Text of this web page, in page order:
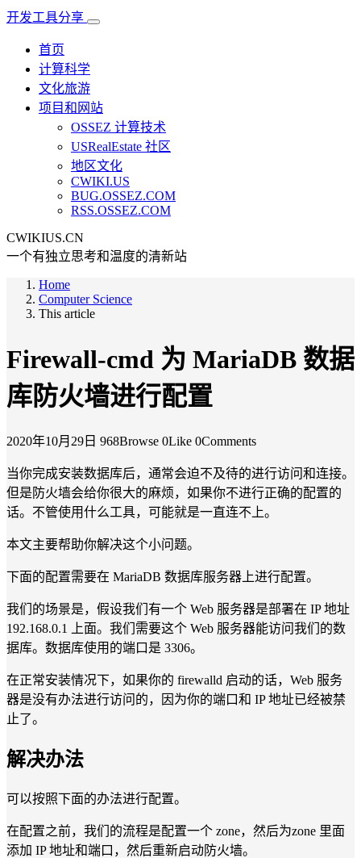
开发工具分享
首页
计算科学
文化旅游
项目和网站
OSSEZ 计算技术
USRealEstate 社区
地区文化
CWIKI.US
BUG.OSSEZ.COM
RSS.OSSEZ.COM
CWIKIUS.CN
一个有独立思考和温度的清新站
Home
Computer Science
This article
Firewall-cmd 为 MariaDB 数据
库防火墙进行配置
2020年10月29日 968Browse 0Like 0Comments
当你完成安装数据库后，通常会迫不及待的进行访问和连接。
但是防火墙会给你很大的麻烦，如果你不进行正确的配置的
话。不管使用什么工具，可能就是一直连不上。
本文主要帮助你解决这个小问题。
下面的配置需要在 MariaDB 数据库服务器上进行配置。
我们的场景是，假设我们有一个 Web 服务器是部署在 IP 地址
192.168.0.1 上面。我们需要这个 Web 服务器能访问我们的数
据库。数据库使用的端口是 3306。
在正常安装情况下，如果你的 firewalld 启动的话，Web 服务
器是没有办法进行访问的，因为你的端口和 IP 地址已经被禁
止了。
解决办法
可以按照下面的办法进行配置。
在配置之前，我们的流程是配置一个 zone，然后为zone 里面
添加 IP 地址和端口，然后重新启动防火墙。